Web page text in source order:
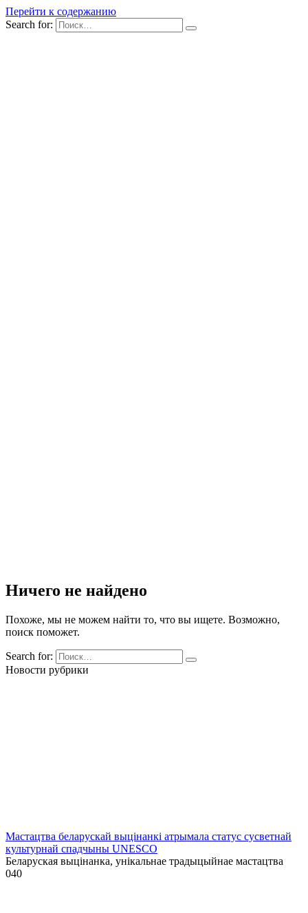
Перейти к содержанию
Search for:
Ничего не найдено
Похоже, мы не можем найти то, что вы ищете. Возможно,
поиск поможет.
Search for:
Новости рубрики
Мастацтва беларускай выцінанкі атрымала статус сусветнай
культурнай спадчыны UNESCO
Беларуская выцінанка, унікальнае традыцыйнае мастацтва
040